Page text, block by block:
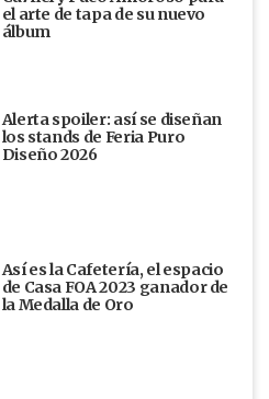
el arte de tapa de su nuevo
álbum
Alerta spoiler: así se diseñan
los stands de Feria Puro
Diseño 2026
Así es la Cafetería, el espacio
de Casa FOA 2023 ganador de
la Medalla de Oro